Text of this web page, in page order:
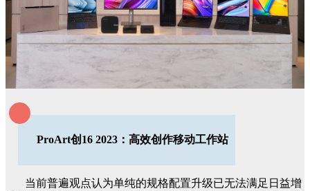
ProArt创16 2023：高效创作移动工作站
当前普遍观点认为单纯的规格配置升级已无法满足日益增